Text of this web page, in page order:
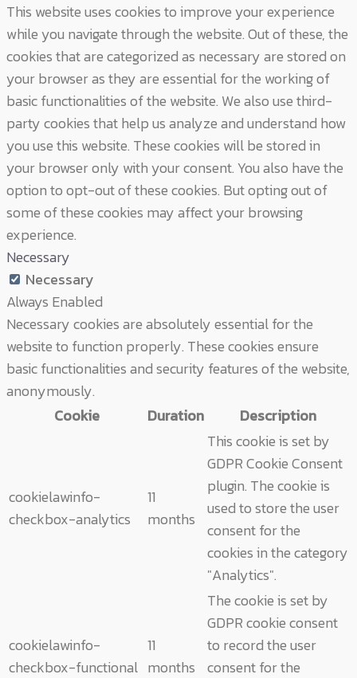
This website uses cookies to improve your experience
while you navigate through the website. Out of these, the
cookies that are categorized as necessary are stored on
your browser as they are essential for the working of
basic functionalities of the website. We also use third-
party cookies that help us analyze and understand how
you use this website. These cookies will be stored in
your browser only with your consent. You also have the
option to opt-out of these cookies. But opting out of
some of these cookies may affect your browsing
experience.
Necessary
Necessary
Always Enabled
Necessary cookies are absolutely essential for the
website to function properly. These cookies ensure
basic functionalities and security features of the website,
anonymously.
Cookie
Duration Description
cookielawinfo-
checkbox-analytics
11
months
This cookie is set by
GDPR Cookie Consent
plugin. The cookie is
used to store the user
consent for the
cookies in the category
"Analytics".
cookielawinfo-
checkbox-functional
11
months
The cookie is set by
GDPR cookie consent
to record the user
consent for the